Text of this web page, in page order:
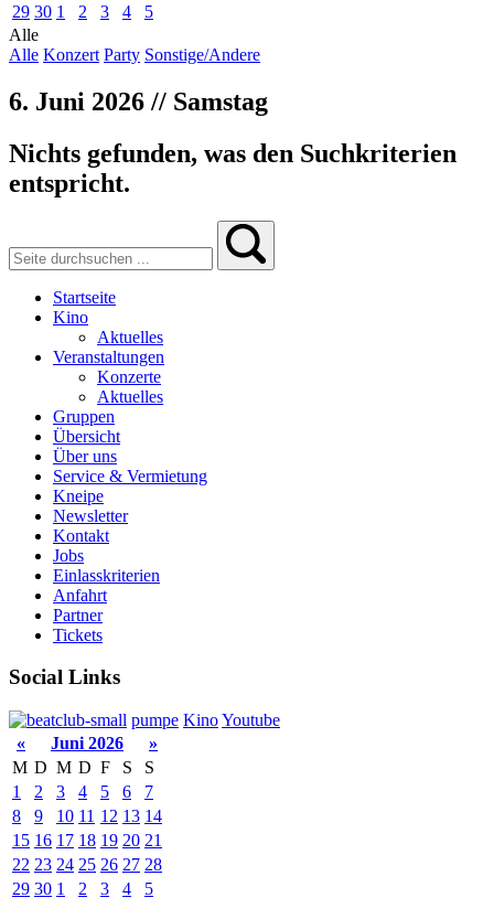
29 30 1 2 3 4
5
Alle
Alle Konzert Party Sonstige/Andere
6. Juni 2026 // Samstag
Nichts gefunden, was den Suchkriterien
entspricht.
Startseite
Kino
Aktuelles
Veranstaltungen
Konzerte
Aktuelles
Gruppen
Übersicht
Über uns
Service & Vermietung
Kneipe
Newsletter
Kontakt
Jobs
Einlasskriterien
Anfahrt
Partner
Tickets
Social Links
pumpe KinoYoutube
«
Juni 2026
»
M D M D F S
S
1
2 3 4 5 6
7
8
9 10 11 12 13 14
15 16 17 18 19 20 21
22 23 24 25 26 27 28
29 30 1 2 3 4 5